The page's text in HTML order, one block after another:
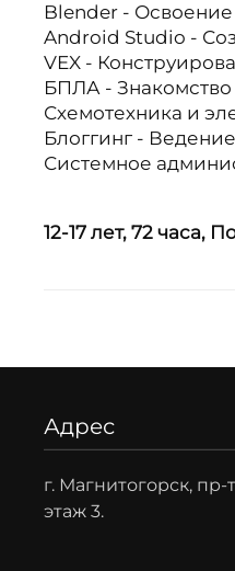
Blender -
Android Studio -
VEX -
БПЛА -
Схемотехника и
Блоггинг -
Системное
12-17 лет, 72 часа,
Адрес
г. Магнитогорск, пр-
этаж 3.